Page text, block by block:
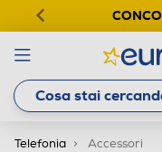
Telefonia Accessori